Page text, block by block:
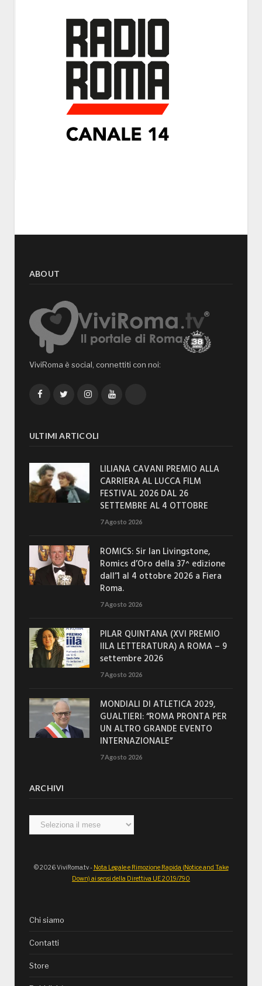
ABOUT
ViviRoma è social, connettiti con noi:
FacebookTwitterInstagramYouTube
ULTIMI ARTICOLI
LILIANA CAVANI PREMIO ALLA
CARRIERA AL LUCCA FILM
FESTIVAL 2026 DAL 26
SETTEMBRE AL 4 OTTOBRE
7 Agosto 2026
ROMICS: Sir Ian Livingstone,
Romics d’Oro della 37^ edizione
dall’1 al 4 ottobre 2026 a Fiera
Roma.
7 Agosto 2026
PILAR QUINTANA (XVI PREMIO
IILA LETTERATURA) A ROMA – 9
settembre 2026
7 Agosto 2026
MONDIALI DI ATLETICA 2029,
GUALTIERI: “ROMA PRONTA PER
UN ALTRO GRANDE EVENTO
INTERNAZIONALE”
7 Agosto 2026
ARCHIVI
Archivi
© 2026 ViviRoma.tv - Nota Legale e Rimozione Rapida (Notice and Take
Down) ai sensi della Direttiva UE 2019/790
Chi siamo
Contatti
Store